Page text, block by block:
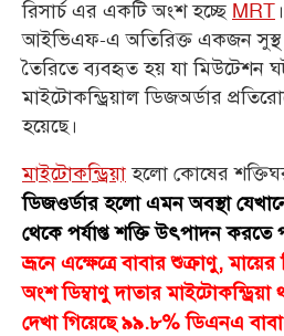
রিসার্চ এর একটি অংশ হচ্ছে MRT
আইভিএফ-এ অতিরিক্ত একজন সুস্থ
তৈরিতে ব্যবহৃত হয় যা মিউটেশন
মাইটোকন্ড্রিয়াল ডিজঅর্ডার
হয়েছে।
মাইটোকন্ড্রিয়াহলো কোষের
ডিজওর্ডার হলো এমন অবস্থা
থেকে পর্যাপ্ত শক্তি উৎপাদন করতে
ভ্রূনে এক্ষেত্রে বাবার শুক্রাণু,
অংশ ডিম্বাণু দাতার মাইটোকন্ড্রিয়া
দেখা গিয়েছে ৯৯.৮% ডিএনএ